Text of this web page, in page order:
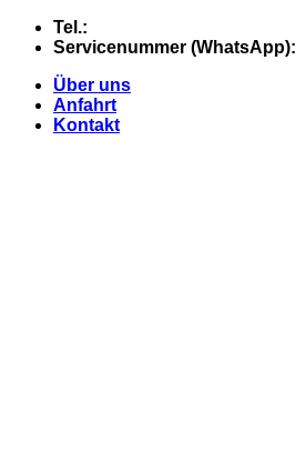
Skip
Tel.:
Servicenummer (WhatsApp):
Über uns
Anfahrt
Kontakt